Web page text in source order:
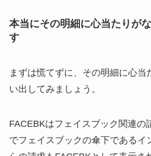
本当にその明細に心当たりが
す
まずは慌てずに、その明細に心当
い出してみましょう。
FACEBKはフェイスブック関連の
でフェイスブックの傘下であるイ